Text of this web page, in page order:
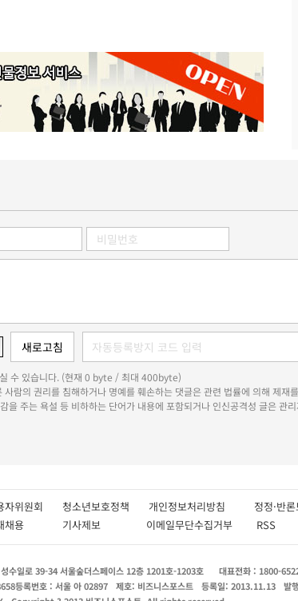
수 있습니다. (현재 0 byte / 최대 400byte)
사람의 권리를 침해하거나 명예를 훼손하는 댓글은 관련 법률에 의해 제재
을 주는 욕설 등 비하하는 단어가 내용에 포함되거나 인신공격성 글은 관
자위원회 청소년보호정책 개인정보처리방침 정정·반
채용 기사제보 이메일무단수집거부 RSS
수일로 39-34 서울숲더스페이스 12층 1201호-1203호 대표전화 : 1800-
등록번호 : 서울 아 02897 제호: 비즈니스포스트 등록일: 2013.11.13 발